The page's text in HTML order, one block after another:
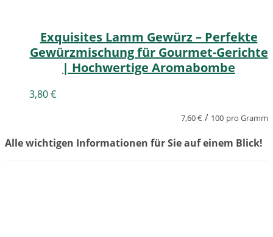
Exquisites Lamm Gewürz – Perfekte
Gewürzmischung für Gourmet-Gerichte
| Hochwertige Aromabombe
3,80€
7,60€ / 100 pro Gramm
Alle wichtigen Informationen für Sie auf einem Blick!